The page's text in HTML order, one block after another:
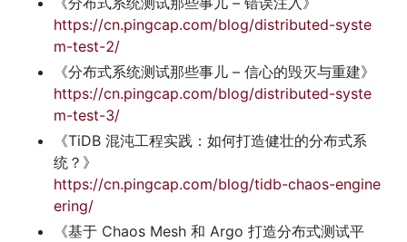
https://cn.pingcap.com/blog/distributed-syste
m-test-2/
《分布式系统测试那些事儿 – 信心的毁灭与重建》
https://cn.pingcap.com/blog/distributed-syste
m-test-3/
《TiDB 混沌工程实践：如何打造健壮的分布式系
统？》
https://cn.pingcap.com/blog/tidb-chaos-engine
ering/
《基于 Chaos Mesh 和 Argo 打造分布式测试平